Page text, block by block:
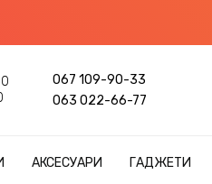
067 109-90-33
063 022-66-77
АКСЕСУАРИ ГАДЖЕТИ